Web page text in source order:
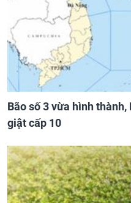
Bão số 3 vừa hình
giật cấp 10